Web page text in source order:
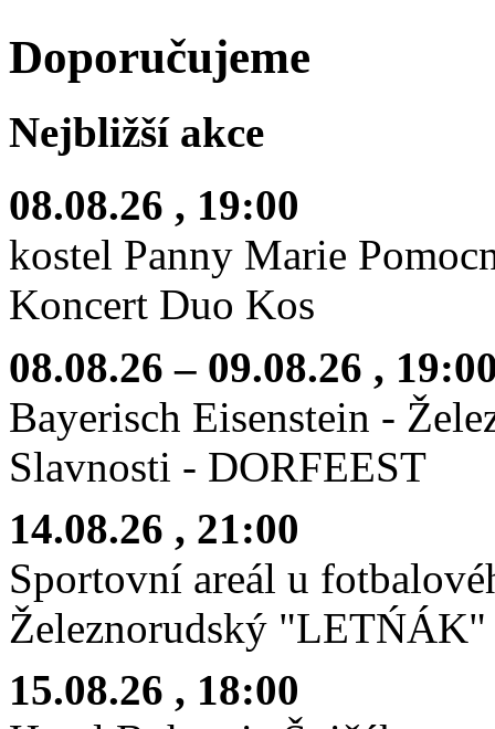
Doporučujeme
Nejbližší akce
08.08.26 , 19:00
kostel Panny Marie
Koncert Duo Kos
08.08.26 – 09.08.26 ,
Bayerisch Eisenstein -
Slavnosti - DORFEEST
14.08.26 , 21:00
Sportovní areál u
Železnorudský "LETŃÁK"
15.08.26 , 18:00